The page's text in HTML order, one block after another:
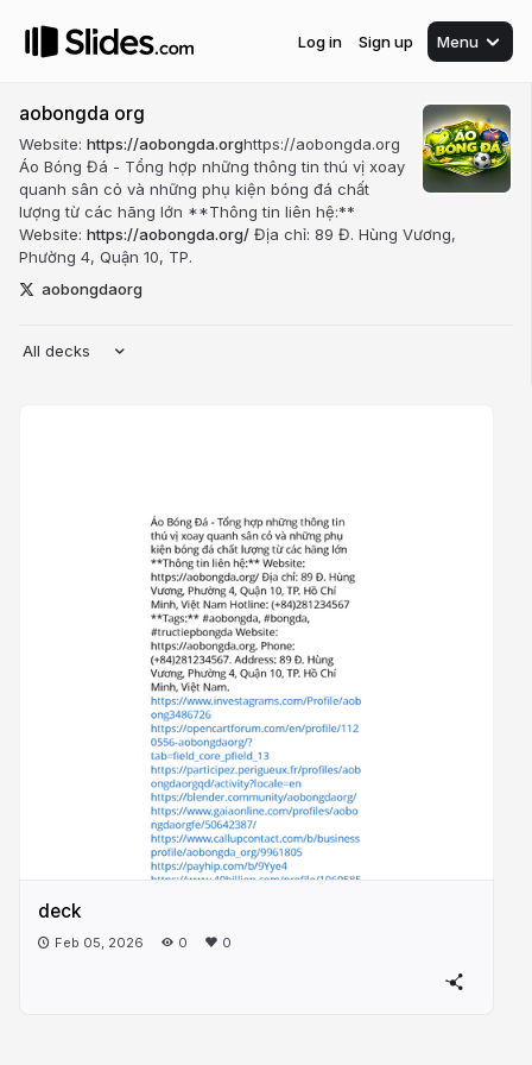
Log in Sign up Menu
aobongda org
Website: https://aobongda.orghttps://aobongda.org
Áo Bóng Đá - Tổng hợp những thông tin thú vị xoay
quanh sân cỏ và những phụ kiện bóng đá chất
lượng từ các hãng lớn **Thông tin liên hệ:**
Website: https://aobongda.org/ Địa chỉ: 89 Đ. Hùng Vương,
Phường 4, Quận 10, TP.
aobongdaorg
All decks
deck
Feb 05, 2026 0 0